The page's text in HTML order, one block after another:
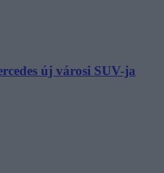
új városi SUV-ja